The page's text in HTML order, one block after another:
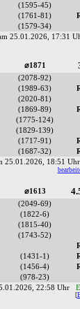
(1595-45)
(1761-81)
(1579-34)
25.01.2026, 17:31
⌀1871
(2078-92)
(1989-63)
(2020-81)
(1869-89)
(1775-124)
(1829-139)
(1717-91)
(1687-32)
25.01.2026, 18:51
⌀1613
(2049-69)
(1822-6)
(1815-40)
(1743-52)
(1431-1)
(1456-4)
(978-23)
22:58 Uhr
[